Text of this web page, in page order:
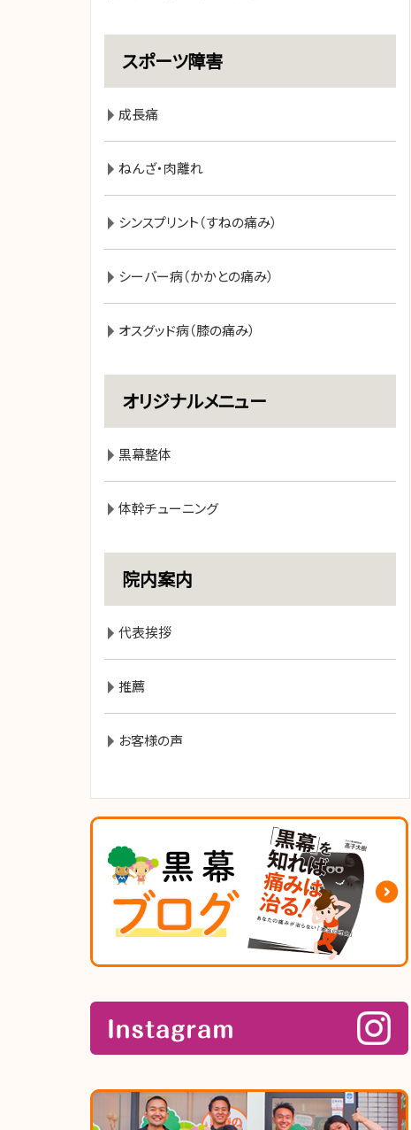
スポーツ障害
成長痛
ねんざ・肉離れ
シンスプリント（すねの痛み）
シーバー病（かかとの痛み）
オスグッド病（膝の痛み）
オリジナルメニュー
黒幕整体
体幹チューニング
院内案内
代表挨拶
推薦
お客様の声